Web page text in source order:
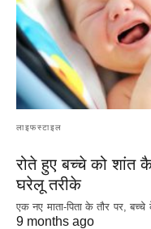
लाइफस्टाइल
रोते हुए बच्चे को
घरेलू तरीके
एक नए माता-पिता के तौर पर,
9 months ago